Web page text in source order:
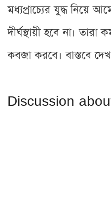
মধ্যপ্রাচ্যের যুদ্ধ নিয়ে
দীর্ঘস্থায়ী হবে না।
কবজা করবে। বাস্তবে
Discussion